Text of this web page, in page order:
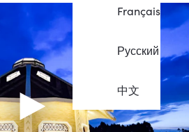
Français
Русский
中文